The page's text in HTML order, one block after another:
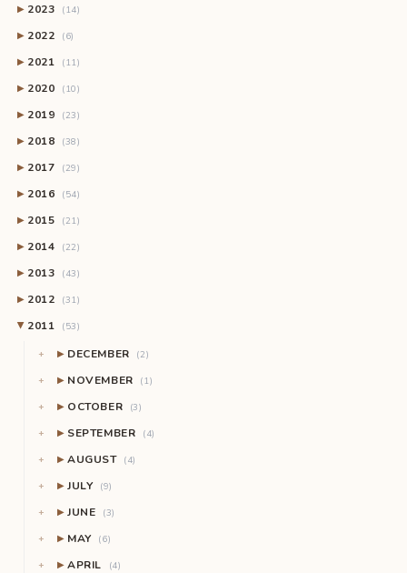
▶ 2023 (14)
▶ 2022 (6)
▶ 2021 (11)
▶ 2020 (10)
▶ 2019 (23)
▶ 2018 (38)
▶ 2017 (29)
▶ 2016 (54)
▶ 2015 (21)
▶ 2014 (22)
▶ 2013 (43)
▶ 2012 (31)
▶ 2011 (53)
▶ DECEMBER (2)
▶ NOVEMBER (1)
▶ OCTOBER (3)
▶ SEPTEMBER (4)
▶ AUGUST (4)
▶ JULY (9)
▶ JUNE (3)
▶ MAY (6)
▶ APRIL (4)